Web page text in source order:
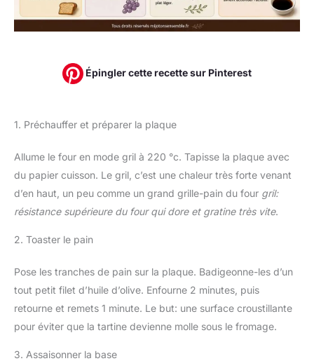
Épingler cette recette sur Pinterest
1. Préchauffer et préparer la plaque
Allume le four en mode gril à 220 °c. Tapisse la plaque avec
du papier cuisson. Le gril, c’est une chaleur très forte venant
d’en haut, un peu comme un grand grille-pain du four gril:
résistance supérieure du four qui dore et gratine très vite.
2. Toaster le pain
Pose les tranches de pain sur la plaque. Badigeonne-les d’un
tout petit filet d’huile d’olive. Enfourne 2 minutes, puis
retourne et remets 1 minute. Le but: une surface croustillante
pour éviter que la tartine devienne molle sous le fromage.
3. Assaisonner la base